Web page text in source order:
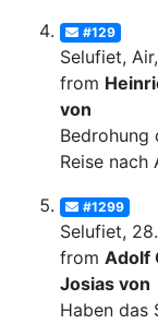
#129
Selufiet,
from
von
Bedrohung
Reise nach
#1299
Selufiet,
from Adolf
Josias von
Haben das